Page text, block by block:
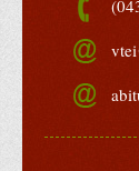
Освітня
м.